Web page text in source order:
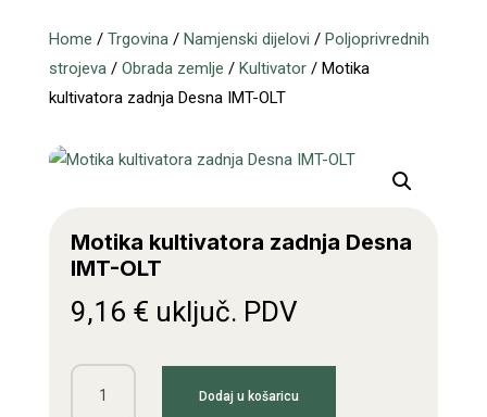
Home / Trgovina/ Namjenski dijelovi / Poljoprivrednih
strojeva/ Obrada zemlje / Kultivator/ Motika
kultivatora zadnja Desna IMT-OLT
Motika kultivatora zadnja Desna
IMT-OLT
9,16 € uključ. PDV
Motika
kultivatora
Dodaj u košaricu